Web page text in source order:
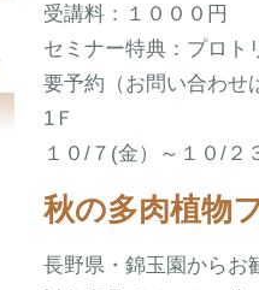
受講料：１０００円
セミナー特典：プロト
要予約（お問い合わせ
1Ｆ
１０/７(金）～１０/２
秋の多肉植物
長野県・錦玉園からお